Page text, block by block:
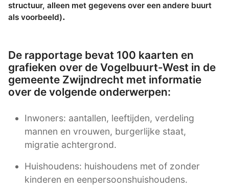
structuur, alleen met gegevens over een andere buurt
als voorbeeld).
De rapportage bevat 100 kaarten en
grafieken over de Vogelbuurt-West in de
gemeente Zwijndrecht met informatie
over de volgende onderwerpen:
Inwoners: aantallen, leeftijden, verdeling
mannen en vrouwen, burgerlijke staat,
migratie achtergrond.
Huishoudens: huishoudens met of zonder
kinderen en eenpersoonshuishoudens.